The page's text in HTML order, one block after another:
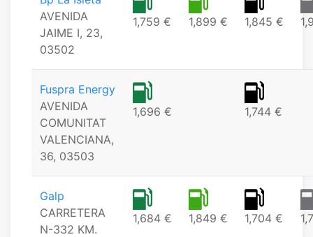
AVENIDA
JAIME I, 23,
03502
1,759 € 1,899 € 1,845 €
Fuspra Energy
AVENIDA
COMUNITAT
VALENCIANA,
36, 03503
1,696 € 1,744 €
Galp
CARRETERA
N-332 KM.
1,684 € 1,849 € 1,704 €